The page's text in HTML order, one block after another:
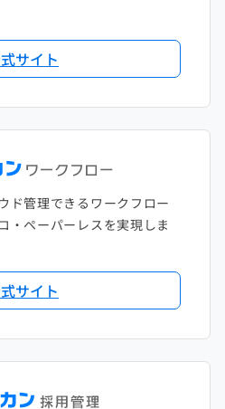
サイト
ド管理できるワークフロー
・ペーパーレスを実現しま
サイト